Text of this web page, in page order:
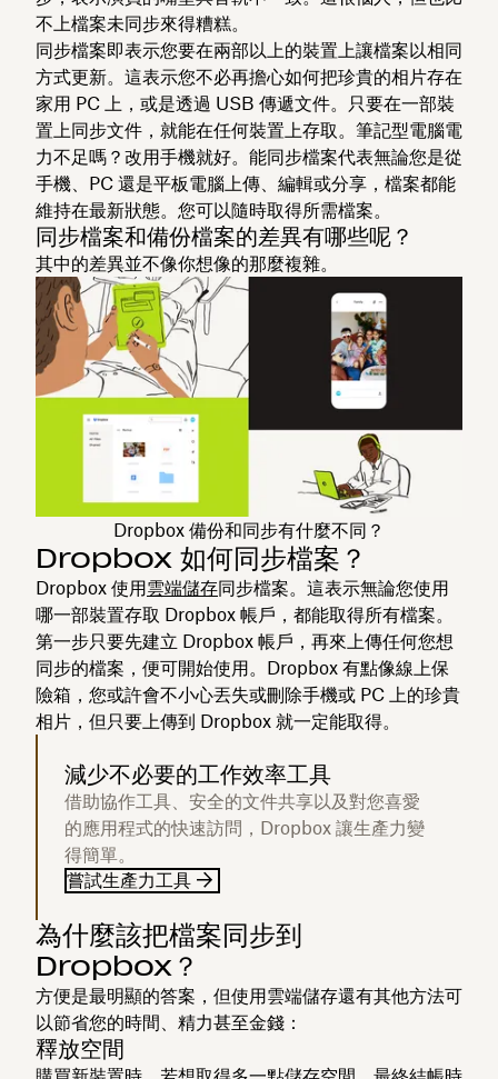
不上檔案未同步來得糟糕。
同步檔案即表示您要在兩部以上的裝置上讓檔案以相同
方式更新。這表示您不必再擔心如何把珍貴的相片存在
家用 PC 上，或是透過 USB 傳遞文件。只要在一部裝
置上同步文件，就能在任何裝置上存取。筆記型電腦電
力不足嗎？改用手機就好。能同步檔案代表無論您是從
手機、PC 還是平板電腦上傳、編輯或分享，檔案都能
維持在最新狀態。您可以隨時取得所需檔案。
同步檔案和備份檔案的差異有哪些呢？
其中的差異並不像你想像的那麼複雜。
Dropbox 備份和同步有什麼不同？
Dropbox 如何同步檔案？
Dropbox 使用雲端儲存同步檔案。這表示無論您使用
哪一部裝置存取 Dropbox 帳戶，都能取得所有檔案。
第一步只要先建立 Dropbox 帳戶，再來上傳任何您想
同步的檔案，便可開始使用。Dropbox 有點像線上保
險箱，您或許會不小心丟失或刪除手機或 PC 上的珍貴
相片，但只要上傳到 Dropbox 就一定能取得。
減少不必要的工作效率工具
借助協作工具、安全的文件共享以及對您喜愛
的應用程式的快速訪問，Dropbox 讓生產力變
得簡單。
嘗試生產力工具
為什麼該把檔案同步到
Dropbox？
方便是最明顯的答案，但使用雲端儲存還有其他方法可
以節省您的時間、精力甚至金錢：
釋放空間